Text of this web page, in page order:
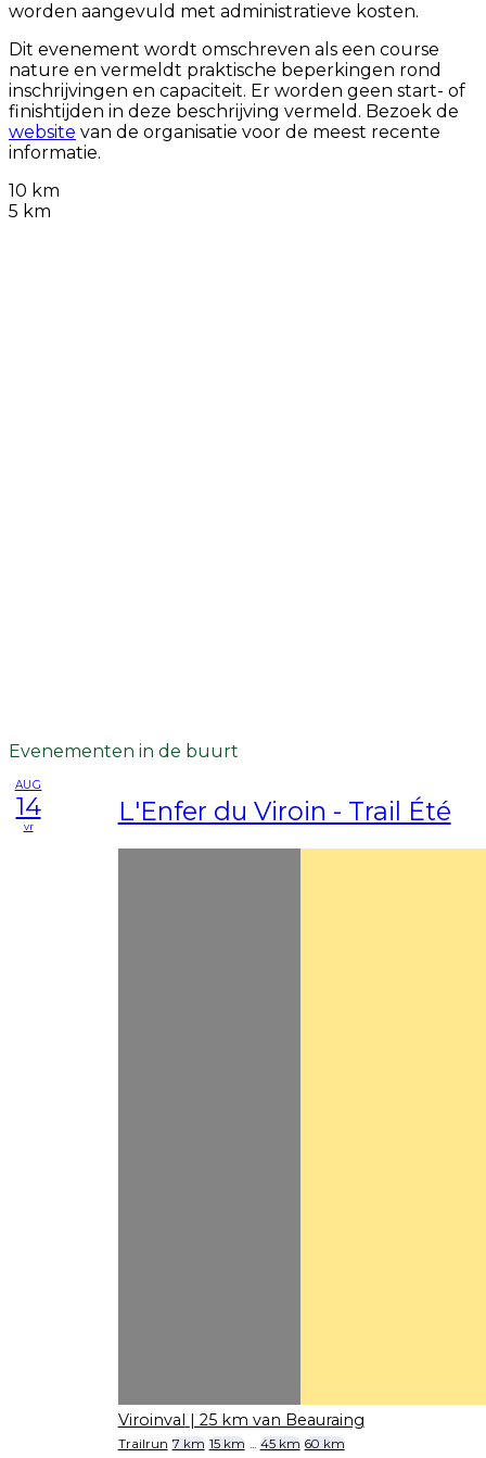
worden aangevuld met administratieve kosten.
Dit evenement wordt omschreven als een course
nature en vermeldt praktische beperkingen rond
inschrijvingen en capaciteit. Er worden geen start- of
finishtijden in deze beschrijving vermeld. Bezoek de
website van de organisatie voor de meest recente
informatie.
10 km
5 km
Evenementen in de buurt
AUG
14
vr L'Enfer du Viroin - Trail Été
Viroinval | 25 km van Beauraing
Trailrun 7 km 15 km ... 45 km 60 km